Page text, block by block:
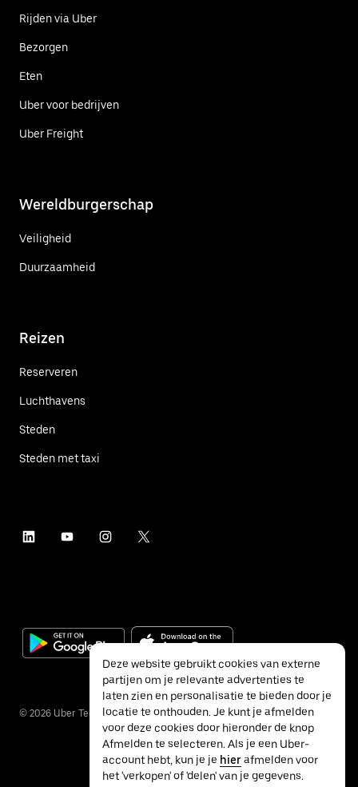
Rijden via Uber
Bezorgen
Eten
Uber voor bedrijven
Uber Freight
Wereldburgerschap
Veiligheid
Duurzaamheid
Reizen
Reserveren
Luchthavens
Steden
Steden met taxi
© 2026 Uber Technologies Inc.
Deze website gebruikt cookies van externe
partijen om je relevante advertenties te
laten zien en personalisatie te bieden door je
locatie te onthouden. Je kunt je afmelden
voor deze cookies door hieronder de knop
Afmelden te selecteren. Als je een Uber-
account hebt, kun je je hierafmelden voor
het 'verkopen' of 'delen' van je gegevens.